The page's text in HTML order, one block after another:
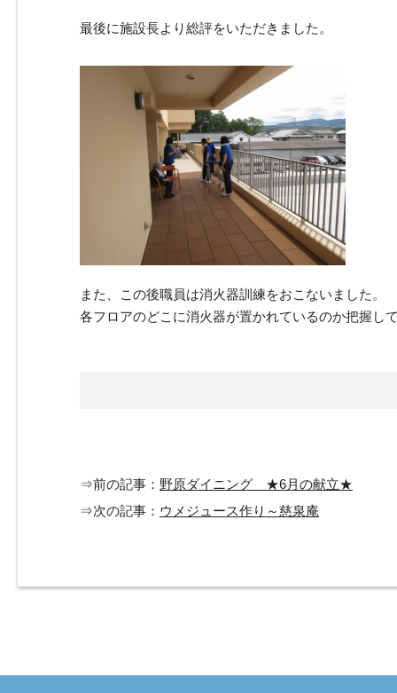
最後に施設長より総評をいただきました。
また、この後職員は消火器訓練をおこないました。
各フロアのどこに消火器が置かれているのか把握し
⇒前の記事： 野原ダイニング ★6月の献立★
⇒次の記事： ウメジュース作り～慈泉庵